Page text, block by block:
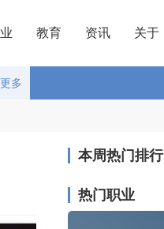
教育 资讯 关于
更多
本周热门排行
热门职业